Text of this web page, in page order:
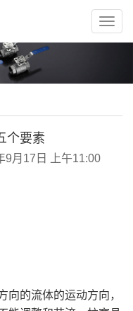
个要素
9月17日 上午11:00
向的流体的运动方向，